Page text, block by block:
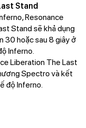
Stand
Resonance
Stand sẽ khả dụng
30 hoặc sau 8 giây ở
Inferno.
Liberation The Last
Spectro và kết
độ Inferno.